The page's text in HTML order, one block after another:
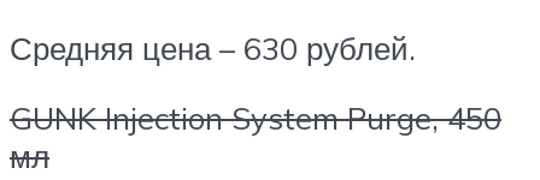
Средняя цена – 630 рублей.
GUNK Injection System Purge, 450
мл